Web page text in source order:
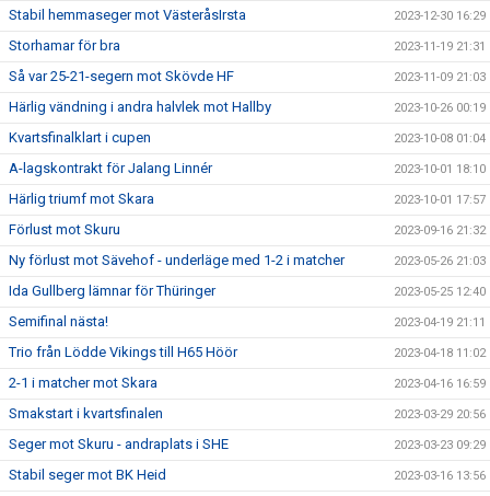
Stabil hemmaseger mot VästeråsIrsta 2023-12-30 16:29
Storhamar för bra 2023-11-19 21:31
Så var 25-21-segern mot Skövde HF 2023-11-09 21:03
Härlig vändning i andra halvlek mot Hallby 2023-10-26 00:19
Kvartsfinalklart i cupen 2023-10-08 01:04
A-lagskontrakt för Jalang Linnér 2023-10-01 18:10
Härlig triumf mot Skara 2023-10-01 17:57
Förlust mot Skuru 2023-09-16 21:32
Ny förlust mot Sävehof - underläge med 1-2 i matcher 2023-05-26 21:03
Ida Gullberg lämnar för Thüringer 2023-05-25 12:40
Semifinal nästa! 2023-04-19 21:11
Trio från Lödde Vikings till H65 Höör 2023-04-18 11:02
2-1 i matcher mot Skara 2023-04-16 16:59
Smakstart i kvartsfinalen 2023-03-29 20:56
Seger mot Skuru - andraplats i SHE 2023-03-23 09:29
Stabil seger mot BK Heid 2023-03-16 13:56